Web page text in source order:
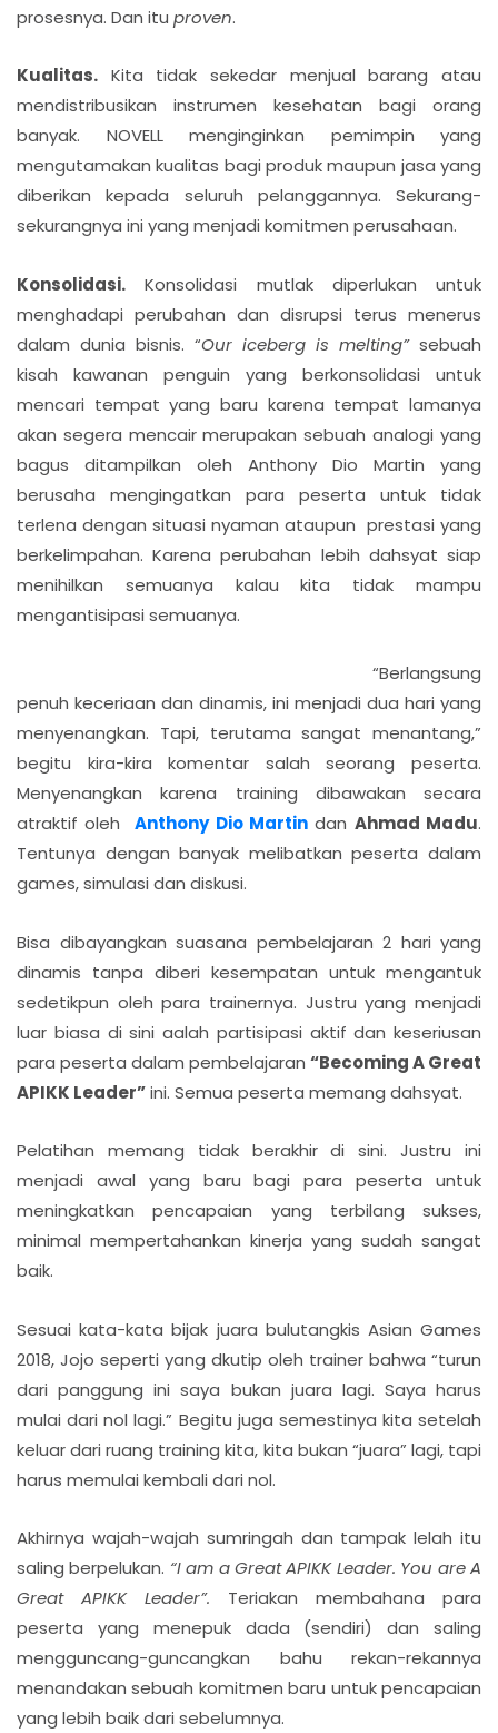
prosesnya. Dan itu proven.
Kualitas. Kita tidak sekedar menjual barang atau
mendistribusikan instrumen kesehatan bagi orang
banyak. NOVELL menginginkan pemimpin yang
mengutamakan kualitas bagi produk maupun jasa yang
diberikan kepada seluruh pelanggannya. Sekurang-
sekurangnya ini yang menjadi komitmen perusahaan.
Konsolidasi. Konsolidasi mutlak diperlukan untuk
menghadapi perubahan dan disrupsi terus menerus
dalam dunia bisnis. “Our iceberg is melting”sebuah
kisah kawanan penguin yang berkonsolidasi untuk
mencari tempat yang baru karena tempat lamanya
akan segera mencair merupakan sebuah analogi yang
bagus ditampilkan oleh Anthony Dio Martin yang
berusaha mengingatkan para peserta untuk tidak
terlena dengan situasi nyaman ataupun prestasi yang
berkelimpahan. Karena perubahan lebih dahsyat siap
menihilkan semuanya kalau kita tidak mampu
mengantisipasi semuanya.
“Berlangsung
penuh keceriaan dan dinamis, ini menjadi dua hari yang
menyenangkan. Tapi, terutama sangat menantang,”
begitu kira-kira komentar salah seorang peserta.
Menyenangkan karena training dibawakan secara
atraktif olehAnthony Dio Martindan Ahmad Madu.
Tentunya dengan banyak melibatkan peserta dalam
games, simulasi dan diskusi.
Bisa dibayangkan suasana pembelajaran 2 hari yang
dinamis tanpa diberi kesempatan untuk mengantuk
sedetikpun oleh para trainernya. Justru yang menjadi
luar biasa di sini aalah partisipasi aktif dan keseriusan
para peserta dalam pembelajaran “Becoming A Great
APIKK Leader”ini. Semua peserta memang dahsyat.
Pelatihan memang tidak berakhir di sini. Justru ini
menjadi awal yang baru bagi para peserta untuk
meningkatkan pencapaian yang terbilang sukses,
minimal mempertahankan kinerja yang sudah sangat
baik.
Sesuai kata-kata bijak juara bulutangkis Asian Games
2018, Jojo seperti yang dkutip oleh trainer bahwa “turun
dari panggung ini saya bukan juara lagi. Saya harus
mulai dari nol lagi.” Begitu juga semestinya kita setelah
keluar dari ruang training kita, kita bukan “juara” lagi, tapi
harus memulai kembali dari nol.
Akhirnya wajah-wajah sumringah dan tampak lelah itu
saling berpelukan. “I am a Great APIKK Leader. You are A
Great APIKK Leader”. Teriakan membahana para
peserta yang menepuk dada (sendiri) dan saling
mengguncang-guncangkan bahu rekan-rekannya
menandakan sebuah komitmen baru untuk pencapaian
yang lebih baik dari sebelumnya.